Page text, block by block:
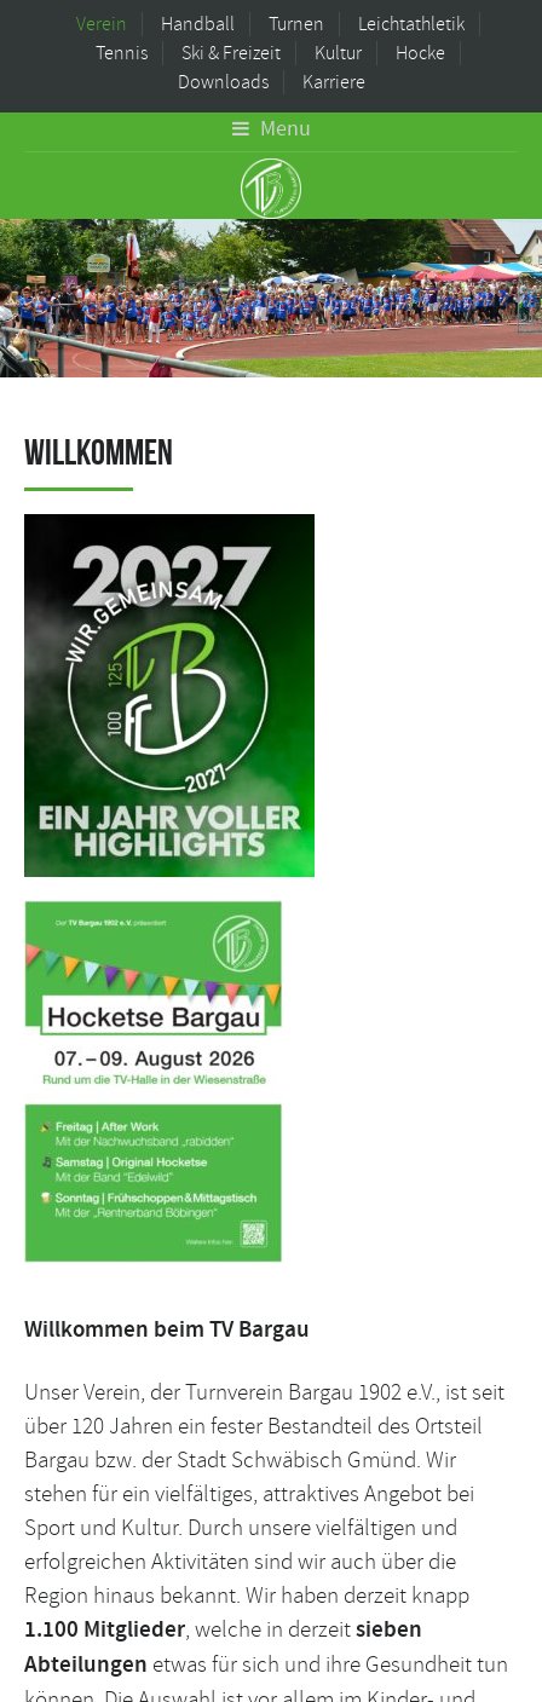
Verein Handball Turnen
Leichtathletik
Tennis
Ski & Freizeit Kultur
Hocke
Downloads
Karriere
Menu
Willkommen
Willkommen beim TV Bargau
Unser Verein, der Turnverein Bargau 1902 e.V., ist seit
über 120 Jahren ein fester Bestandteil des Ortsteil
Bargau bzw. der Stadt Schwäbisch Gmünd. Wir
stehen für ein vielfältiges, attraktives Angebot bei
Sport und Kultur. Durch unsere vielfältigen und
erfolgreichen Aktivitäten sind wir auch über die
Region hinaus bekannt. Wir haben derzeit knapp
1.100 Mitglieder, welche in derzeitsieben
Abteilungen etwas für sich und ihre Gesundheit tun